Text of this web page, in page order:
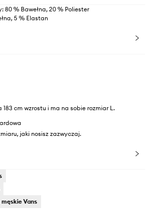
80 % Bawełna, 20 % Poliester
5 % Elastan
cm wzrostu i ma na sobie rozmiar L.
jaki nosisz zazwyczaj.
Vans